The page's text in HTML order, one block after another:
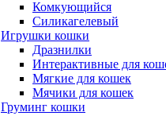
Комкующийся
Силикагелевый
Игрушки кошки
Дразнилки
Интерактивные для
Мягкие для кошек
Мячики для кошек
Груминг кошки